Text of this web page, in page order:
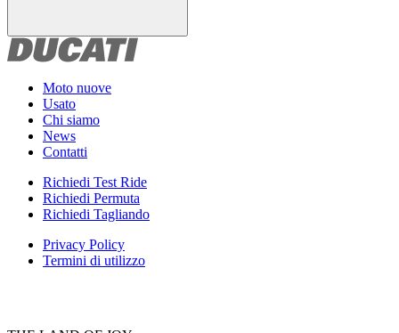
Moto nuove
Usato
Chi siamo
News
Contatti
Richiedi Test Ride
Richiedi Permuta
Richiedi Tagliando
Privacy Policy
Termini di utilizzo